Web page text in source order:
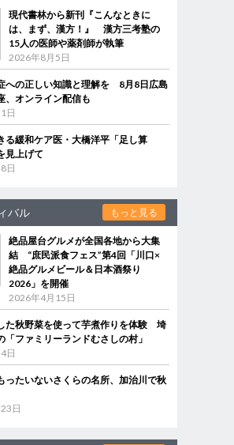
現代書林から新刊『こんなときに
は、まず、漢方！』 漢方三考塾の
15人の医師や薬剤師が執筆
2026年8月5日
への正しい知識と理解を 8月8日広島
、オンライン配信も
日
る緩和ケア医・大橋洋平「足し算
見上げて
日
バル もっと見る
絶品屋台グルメが全国各地から大集
結 “庶民派食フェス”第4回「川口×
絶品グルメビール＆日本酒祭り
2026」を開催
2026年4月15日
た秋野菜を使って芋煮作りを体験 埼
「ファミリーランドむさしの村」
日
ったいないさくらの名所、加治川で秋
日